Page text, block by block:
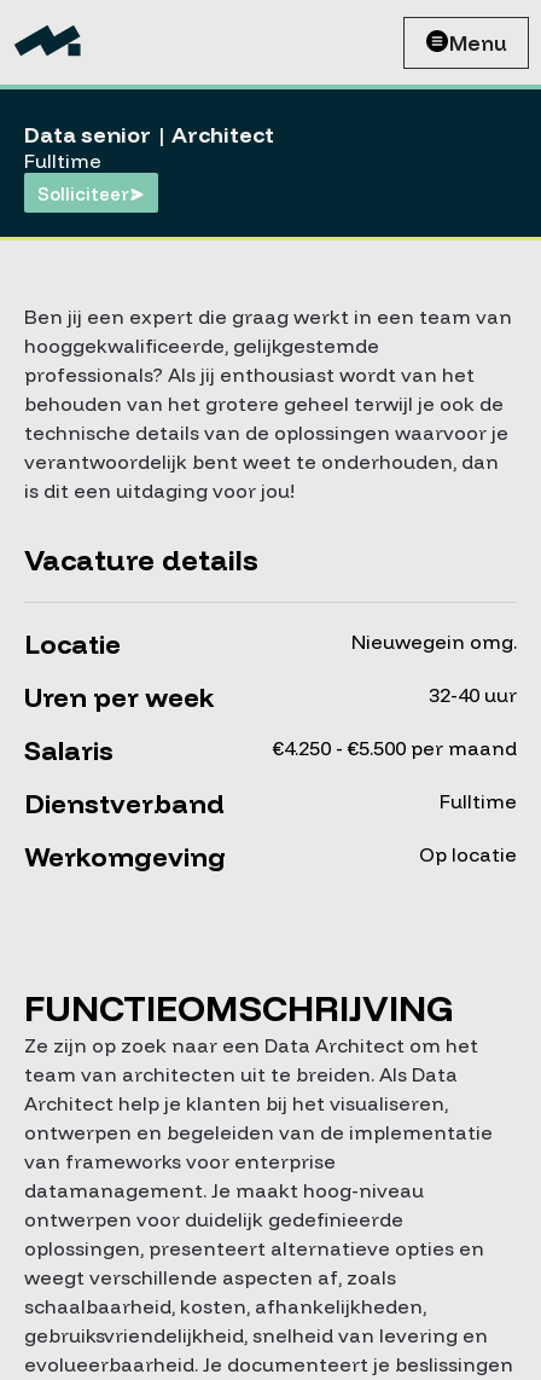
Menu
Data senior | Architect
Fulltime
Solliciteer
Ben jij een expert die graag werkt in een team van
hooggekwalificeerde, gelijkgestemde
professionals? Als jij enthousiast wordt van het
behouden van het grotere geheel terwijl je ook de
technische details van de oplossingen waarvoor je
verantwoordelijk bent weet te onderhouden, dan
is dit een uitdaging voor jou!
Vacature details
Locatie Nieuwegein omg.
Uren per week 32-40 uur
Salaris €4.250 - €5.500 per maand
Dienstverband Fulltime
Werkomgeving Op locatie
FUNCTIEOMSCHRIJVING
Ze zijn op zoek naar een Data Architect om het
team van architecten uit te breiden. Als Data
Architect help je klanten bij het visualiseren,
ontwerpen en begeleiden van de implementatie
van frameworks voor enterprise
datamanagement. Je maakt hoog-niveau
ontwerpen voor duidelijk gedefinieerde
oplossingen, presenteert alternatieve opties en
weegt verschillende aspecten af, zoals
schaalbaarheid, kosten, afhankelijkheden,
gebruiksvriendelijkheid, snelheid van levering en
evolueerbaarheid. Je documenteert je beslissingen